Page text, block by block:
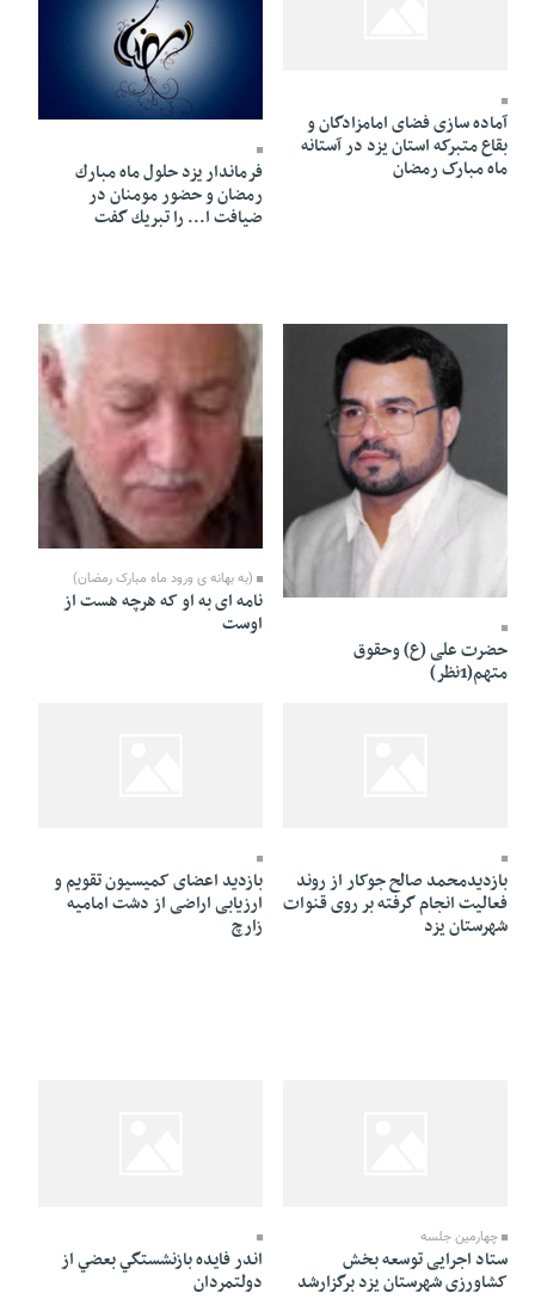
آماده سازی فضای امامزادگان و
بقاع متبرکه استان یزد در آستانه
ماه مبارک رمضان فرماندار يزد حلول ماه مبارك
رمضان و حضور مومنان در
ضيافت ا... را تبريك گفت
حضرت علی (ع) وحقوق
متهم(1نظر)
(به بهانه ی ورود ماه مبارک رمضان)
نامه ای به او که هرچه هست از
اوست
بازدیدمحمد صالح جوکار از روند
فعالیت انجام گرفته بر روی قنوات
شهرستان یزد
بازدید اعضای کمیسیون تقویم و
ارزیابی اراضی از دشت امامیه
زارچ
چهارمین جلسه
ستاد اجرایی توسعه بخش
کشاورزی شهرستان یزد برگزارشد
اندر فايده بازنشستگي بعضي از
دولتمردان